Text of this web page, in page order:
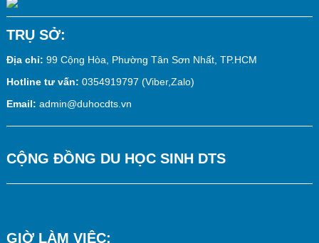
TRỤ SỞ:
Địa chỉ: 99 Cộng Hòa, Phường Tân Sơn Nhất, TP.HCM
Hotline tư vấn: 0354919797 (Viber,Zalo)
Email: admin@duhocdts.vn
CỘNG ĐỒNG DU HỌC SINH DTS
GIỜ LÀM VIỆC: